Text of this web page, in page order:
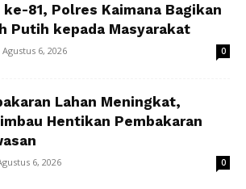
ke-81, Polres Kaimana Bagikan
Putih kepada Masyarakat
Agustus 6, 2026 0
Lahan Meningkat,
Hentikan Pembakaran
6, 2026 0